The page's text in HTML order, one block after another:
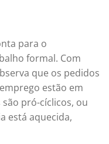
para o
formal. Com
que os pedidos
estão em
pró-cíclicos, ou
está aquecida,